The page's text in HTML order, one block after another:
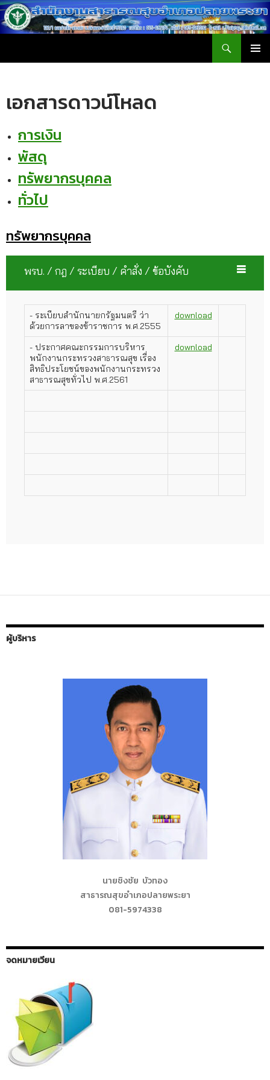
เนื้อหา
เอกสารดาวน์โหลด
การเงิน
พัสดุ
ทรัพยากรบุคคล
ทั่วไป
ทรัพยากรบุคคล
พรบ. / กฎ / ระเบียบ / คำสั่ง / ข้อบังคับ
- ระเบียบสำนักนายกรัฐมนตรี ว่า
ด้วยการลาของข้าราชการ พ.ศ.2555
download
- ประกาศคณะกรรมการบริหาร
พนักงานกระทรวงสาธารณสุข เรื่อง
สิทธิประโยชน์ของพนักงานกระทรวง
สาธารณสุขทั่วไป พ.ศ.2561
download
ผู้บริหาร
นายชิงชัย บัวทอง
สาธารณสุขอำเภอปลายพระยา
081-5974338
จดหมายเวียน